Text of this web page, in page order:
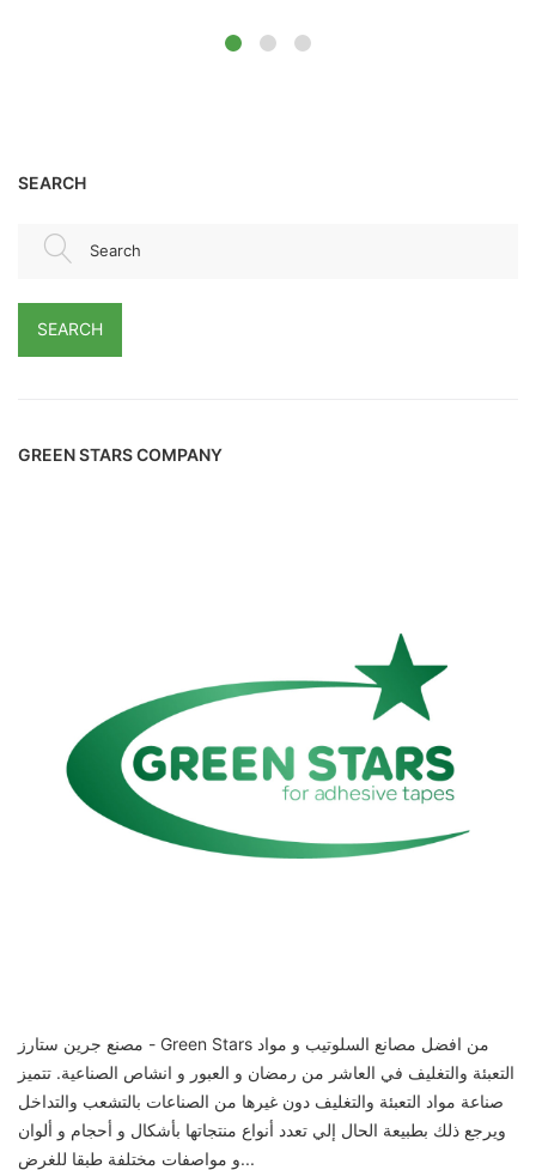
SEARCH
Search
SEARCH
GREEN STARS COMPANY
مصنع جرين ستارز - Green Stars من افضل مصانع السلوتيب و مواد
التعبئة والتغليف في العاشر من رمضان و العبور و انشاص الصناعية. تتميز
صناعة مواد التعبئة والتغليف دون غيرها من الصناعات بالتشعب والتداخل
ويرجع ذلك بطبيعة الحال إلي تعدد أنواع منتجاتها بأشكال و أحجام و ألوان
و مواصفات مختلفة طبقا للغرض...